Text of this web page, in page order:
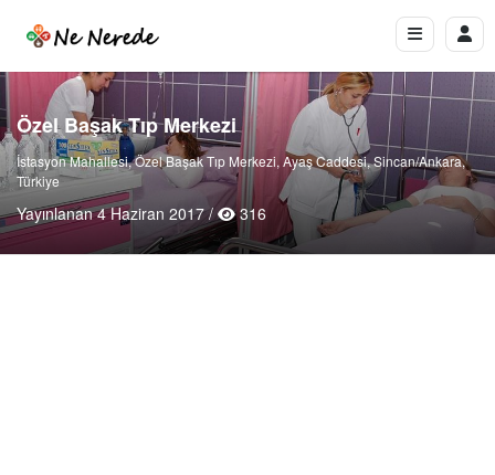
Özel Başak Tıp Merkezi
İstasyon Mahallesi, Özel Başak Tıp Merkezi, Ayaş Caddesi, Sincan/Ankara,
Türkiye
Yayınlanan 4 Haziran 2017 / 316